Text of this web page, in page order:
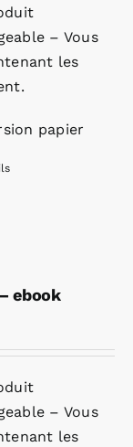
– Vous
les
papier
ebook
– Vous
les